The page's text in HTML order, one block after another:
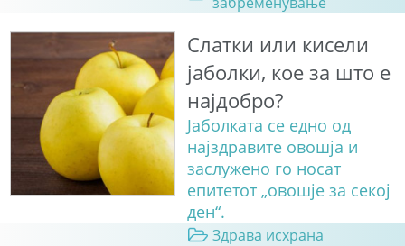
Слатки или кисели
јаболки, кое за што е
најдобро?
Јаболката се едно од
најздравите овошја и
заслужено го носат
епитетот „овошје за секој
ден“.
Здрава исхрана